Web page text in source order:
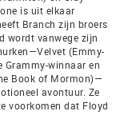
is uit elkaar
Branch zijn broers
wordt vanwege zijn
(Emmy-
Grammy-winnaar en
Book of Mormon)—
avontuur. Ze
voorkomen dat Floyd